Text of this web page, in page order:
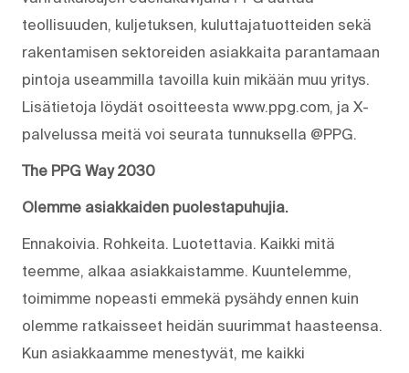
teollisuuden, kuljetuksen, kuluttajatuotteiden sekä
rakentamisen sektoreiden asiakkaita parantamaan
pintoja useammilla tavoilla kuin mikään muu yritys.
Lisätietoja löydät osoitteesta www.ppg.com, ja X-
palvelussa meitä voi seurata tunnuksella @PPG.
The PPG Way 2030
Olemme asiakkaiden puolestapuhujia.
Ennakoivia. Rohkeita. Luotettavia. Kaikki mitä
teemme, alkaa asiakkaistamme. Kuuntelemme,
toimimme nopeasti emmekä pysähdy ennen kuin
olemme ratkaisseet heidän suurimmat haasteensa.
Kun asiakkaamme menestyvät, me kaikki